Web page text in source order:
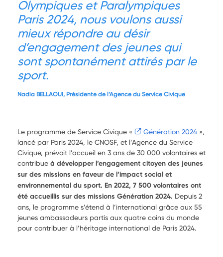
Olympiques et Paralympiques
Paris 2024, nous voulons aussi
mieux répondre au désir
d’engagement des jeunes qui
sont spontanément attirés par le
sport.
Nadia BELLAOUI, Présidente de l’Agence du Service Civique
Le programme de Service Civique « Génération 2024 »,
lancé par Paris 2024, le CNOSF, et l’Agence du Service
Civique, prévoit l’accueil en 3 ans de 30 000 volontaires et
contribue à développer l’engagement citoyen des jeunes
sur des missions en faveur de l’impact social et
environnemental du sport. En 2022, 7 500 volontaires ont
été accueillis sur des missions Génération 2024. Depuis 2
ans, le programme s’étend à l’international grâce aux 55
jeunes ambassadeurs partis aux quatre coins du monde
pour contribuer à l’héritage international de Paris 2024.